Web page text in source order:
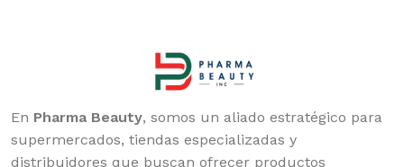
En Pharma Beauty, somos un aliado estratégico para
supermercados, tiendas especializadas y
distribuidores que buscan ofrecer productos